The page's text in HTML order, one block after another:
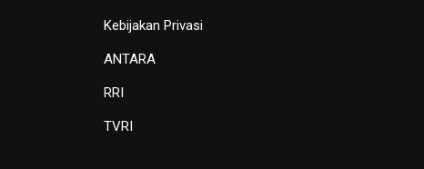
Kebijakan Privasi
ANTARA
RRI
TVRI